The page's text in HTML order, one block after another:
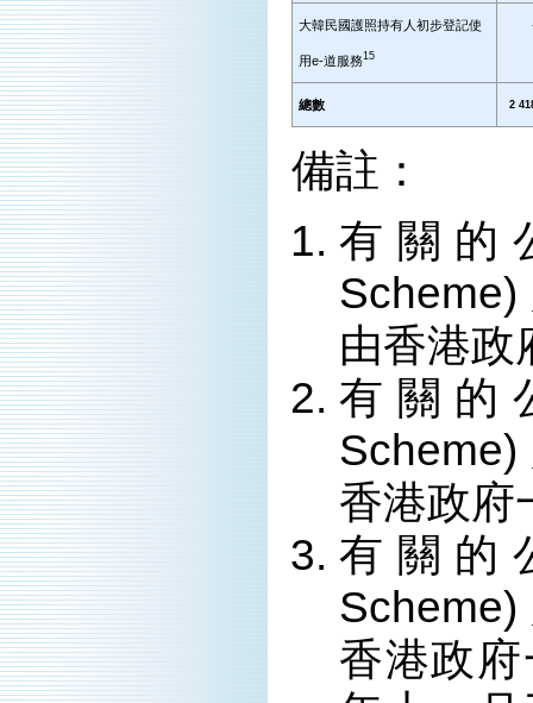
大韓民國護照持有人初步登記使
用e-道服務15
總數 2
備註：
有關的
由香港政
有關的
香港政府
有關的
香港政